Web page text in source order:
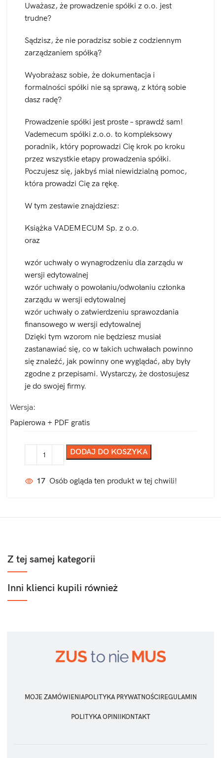
Uważasz, że prowadzenie spółki z o.o. jest
trudne?
Sądzisz, że nie poradzisz sobie z codziennym
zarządzaniem spółką?
Wyobrażasz sobie, że dokumentacja i
formalności spółki nie są sprawą, z którą sobie
dasz radę?
Prowadzenie spółki jest proste – sprawdź sam!
Vademecum spółki z.o.o. to kompleksowy
poradnik, który poprowadzi Cię krok po kroku
przez wszystkie etapy prowadzenia spółki.
Poczujesz się, jakbyś miał niewidzialną pomoc,
która prowadzi Cię za rękę.
W tym zestawie znajdziesz:
Książka VADEMECUM Sp. z o.o.
oraz
wzór uchwały o wynagrodzeniu dla zarządu w
wersji edytowalnej
wzór uchwały o powołaniu/odwołaniu członka
zarządu w wersji edytowalnej
wzór uchwały o zatwierdzeniu sprawozdania
finansowego w wersji edytowalnej
Dzięki tym wzorom nie będziesz musiał
zastanawiać się, co w takich uchwałach powinno
się znaleźć, jak powinny one wyglądać, aby były
zgodne z przepisami. Wystarczy, że dostosujesz
je do swojej firmy.
Wersja
Papierowa + PDF gratis
DODAJ DO KOSZYKA
17 Osób ogląda ten produkt w tej chwili!
Z tej samej kategorii
Inni klienci kupili również
MOJE ZAMÓWIENIAPOLITYKA PRYWATNOŚCI REGULAMIN
POLITYKA OPINII KONTAKT